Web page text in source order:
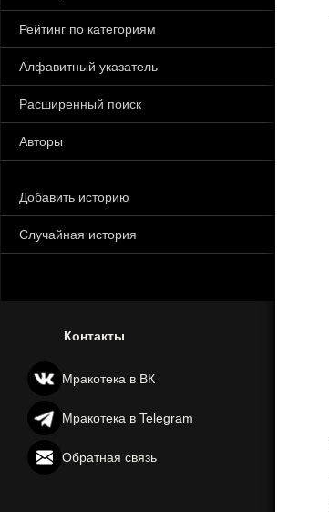
Рейтинг по категориям
Алфавитный указатель
Расширенный поиск
Авторы
Добавить историю
Случайная история
Контакты
Мракотека в ВК
Мракотека в Telegram
Обратная связь